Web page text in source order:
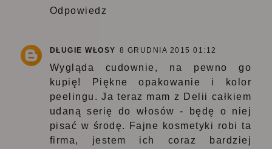
Odpowiedz
DŁUGIE WŁOSY 8 GRUDNIA 2015 01:12
Wygląda cudownie, na pewno go
kupię! Piękne opakowanie i kolor
peelingu. Ja teraz mam z Delii całkiem
udaną serię do włosów - będę o niej
pisać w środę. Fajne kosmetyki robi ta
firma, jestem ich coraz bardziej